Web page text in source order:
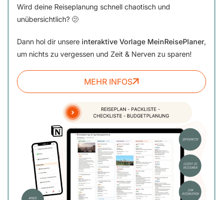
Wird deine Reiseplanung schnell chaotisch und
unübersichtlich? 🫤
Dann hol dir unsere interaktive Vorlage MeinReisePlaner,
um nichts zu vergessen und Zeit & Nerven zu sparen!
MEHR INFOS